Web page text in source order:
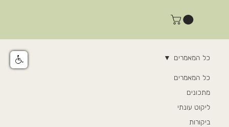
כל המאמרים
מתכונים
ליקוט עונתי
ביקורות
כל המאמרים